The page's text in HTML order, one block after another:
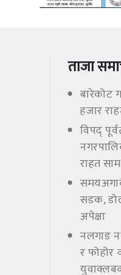
ताजा
बारेकोट
हजार
विपद्
राहत
सडक,
अपेक्षा
नलगाड
र फोहोर